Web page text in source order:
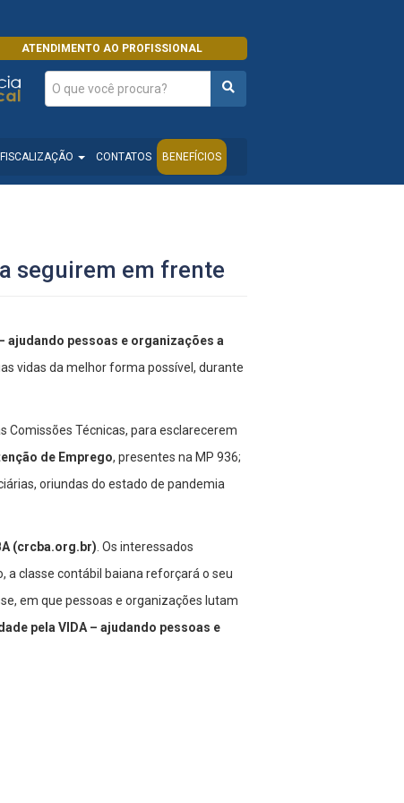
ATENDIMENTO AO PROFISSIONAL
FISCALIZAÇÃO CONTATOS BENEFÍCIOS
seguirem em frente
ajudando pessoas e organizações a
vidas da melhor forma possível, durante
Comissões Técnicas, para esclarecerem
de Emprego, presentes na MP 936;
oriundas do estado de pandemia
(crcba.org.br) . Os interessados
a classe contábil baiana reforçará o seu
em que pessoas e organizações lutam
pela VIDA – ajudando pessoas e